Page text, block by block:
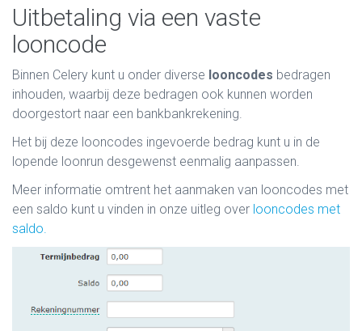
Uitbetaling via een vaste
looncode
Binnen Celery kunt u onder diverse looncodes bedragen
inhouden, waarbij deze bedragen ook kunnen worden
doorgestort naar een bankbankrekening.
Het bij deze looncodes ingevoerde bedrag kunt u in de
lopende loonrun desgewenst eenmalig aanpassen.
Meer informatie omtrent het aanmaken van looncodes met
een saldo kunt u vinden in onze uitleg over looncodes met
saldo.